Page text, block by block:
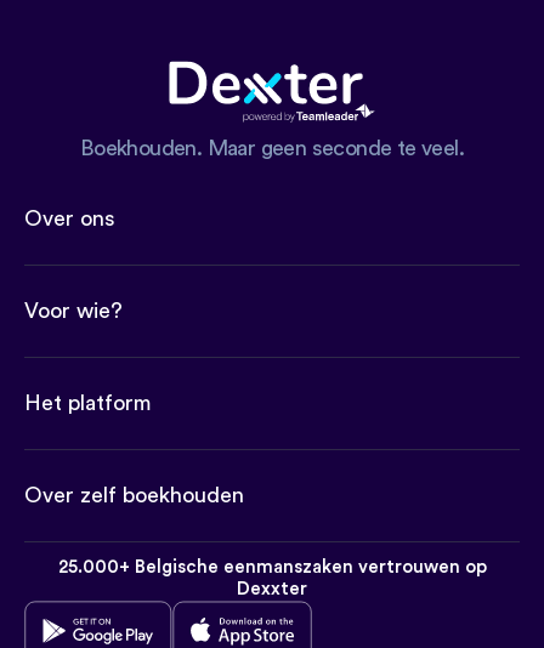
Boekhouden. Maar geen seconde te veel.
Over ons
Voor wie?
Het platform
Over zelf boekhouden
25.000+ Belgische eenmanszaken vertrouwen op
Dexxter